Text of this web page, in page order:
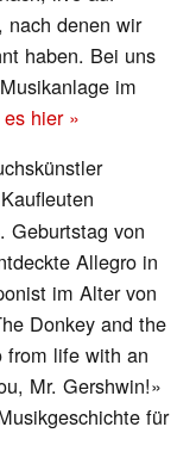
nach denen wir
haben. Bei uns
im
hier »
Geburtstag von
Allegro in
im Alter von
Donkey and the
from life with an
Mr. Gershwin!»
für